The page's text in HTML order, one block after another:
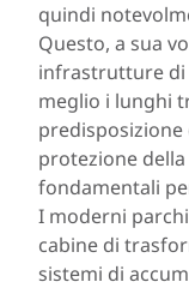
quindi
Questo, a sua
infrastrutture di
meglio i lunghi
predisposizione
protezione
fondamentali
I moderni
cabine di
sistemi di